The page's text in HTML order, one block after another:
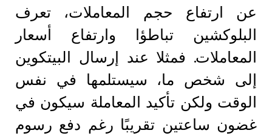
عن ارتفاع حجم المعاملات، تعرف
البلوكشين تباطؤا وارتفاع أسعار
المعاملات. فمثلا عند إرسال البيتكوين
إلى شخص ما، سيستلمها في نفس
الوقت ولكن تأكيد المعاملة سيكون في
غضون ساعتين تقريبًا رغم دفع رسوم